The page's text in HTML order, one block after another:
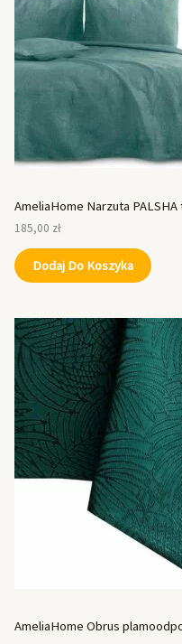
AmeliaHome Narzuta
185,00 zł
Dodaj Do Koszyka
AmeliaHome Obrus